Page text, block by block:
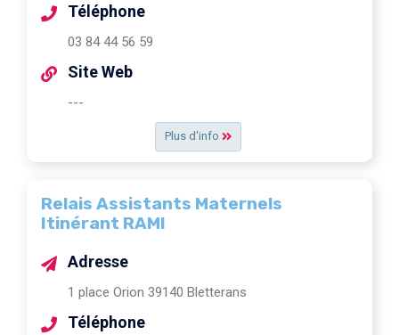
Plus d'info
Téléphone
03 84 44 56 59
Site Web
---
Relais Assistants Maternels
Itinérant RAMI
Adresse
1 place Orion 39140 Bletterans
Téléphone